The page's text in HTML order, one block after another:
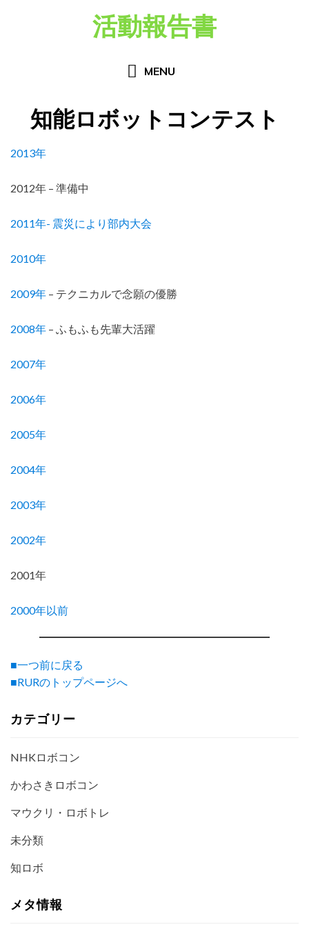
活動報告書
MENU
知能ロボットコンテスト
2013年
2012年 – 準備中
2011年- 震災により部内大会
2010年
2009年 – テクニカルで念願の優勝
2008年 – ふもふも先輩大活躍
2007年
2006年
2005年
2004年
2003年
2002年
2001年
2000年以前
■一つ前に戻る
■RURのトップページへ
カテゴリー
NHKロボコン
かわさきロボコン
マウクリ・ロボトレ
未分類
知ロボ
メタ情報